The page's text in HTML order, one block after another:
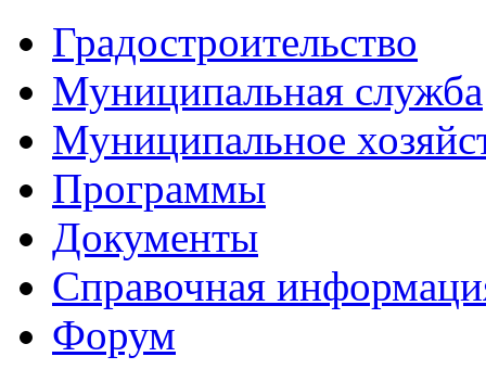
Градостроительство
Муниципальная служба
Муниципальное
Программы
Документы
Справочная
Форум